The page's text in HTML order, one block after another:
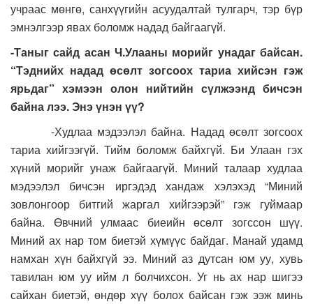
учраас мөнгө, санхүүгийн асуудалтай тулгарч, тэр бүр
эмнэлгээр явах боломж надад байгаагүй.
-Таныг сайд асан Ч.Улааны морийг унадаг байсан.
“Тэднийх надад өсөлт зогсоох тариа хийсэн гэж
ярьдаг” хэмээн олон нийтийн сүлжээнд бичсэн
байна лээ. Энэ үнэн үү?
-Худлаа мэдээлэл байна. Надад өсөлт зогсоох
тариа хийгээгүй. Тийм боломж байхгүй. Би Улаан гэх
хүний морийг унаж байгаагүй. Миний талаар худлаа
мэдээлэл бичсэн иргэдэд хандаж хэлэхэд “Миний
зовлонгоор битгий жаргал хийгээрэй” гэж гуймаар
байна. Өвчний улмаас биеийн өсөлт зогссон шүү.
Миний ах нар том биетэй хүмүүс байдаг. Манай удамд
намхан хүн байхгүй ээ. Миний аз дутсан юм уу, хувь
тавилан юм уу ийм л болчихсон. Уг нь ах нар шигээ
сайхан биетэй, өндөр хүү болох байсан гэж ээж минь